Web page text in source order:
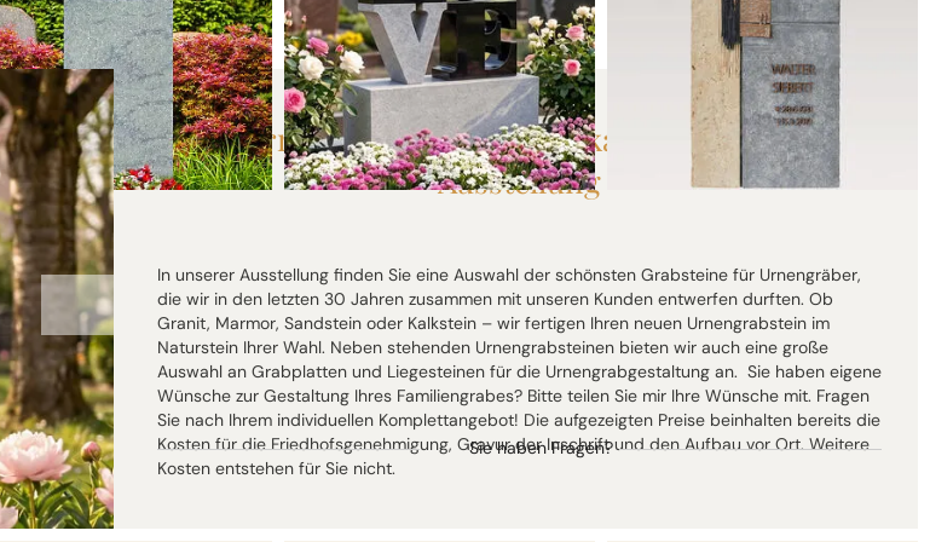
Urnengrabsteine online kaufen: Unsere
Ausstellung
In unserer Ausstellung finden Sie eine Auswahl der schönsten Grabsteine für Urnengräber,
die wir in den letzten 30 Jahren zusammen mit unseren Kunden entwerfen durften. Ob
Granit, Marmor, Sandstein oder Kalkstein – wir fertigen Ihren neuen Urnengrabstein im
Naturstein Ihrer Wahl. Neben stehenden Urnengrabsteinen bieten wir auch eine große
Auswahl an Grabplatten und Liegesteinen für die Urnengrabgestaltung an. Sie haben eigene
Wünsche zur Gestaltung Ihres Familiengrabes? Bitte teilen Sie mir Ihre Wünsche mit. Fragen
Sie nach Ihrem individuellen Komplettangebot! Die aufgezeigten Preise beinhalten bereits die
Kosten für die Friedhofsgenehmigung, Gravur der Inschrift und den Aufbau vor Ort. Weitere
Kosten entstehen für Sie nicht.
Sie haben Fragen?
bis 31.08.26 statt5.200,00 €
Ihr Komplettpreis4.550,00 €*
bis 31.08.26 statt7.850,00 €
Ihr Komplettpreis6.868,75 €*
bis 31.08.26 statt 6.650,00 €
Ihr Komplettpreis5.818,75 €*